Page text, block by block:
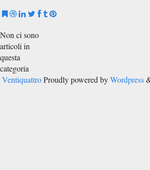
Non ci sono
articoli in
questa
categoria
Ventiquattro Proudly powered byWordpress